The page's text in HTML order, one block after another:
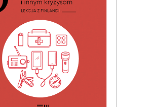
19 czerwca 2026
49.99 zł 32.49
KSIĄŻKA DO KOSZYKA